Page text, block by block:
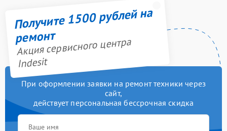
Получите 1500 рублей на
ремонт
Акция сервисного центра
Indesit
При оформлении заявки на ремонт техники через
сайт,
действует персональная бессрочная скидка